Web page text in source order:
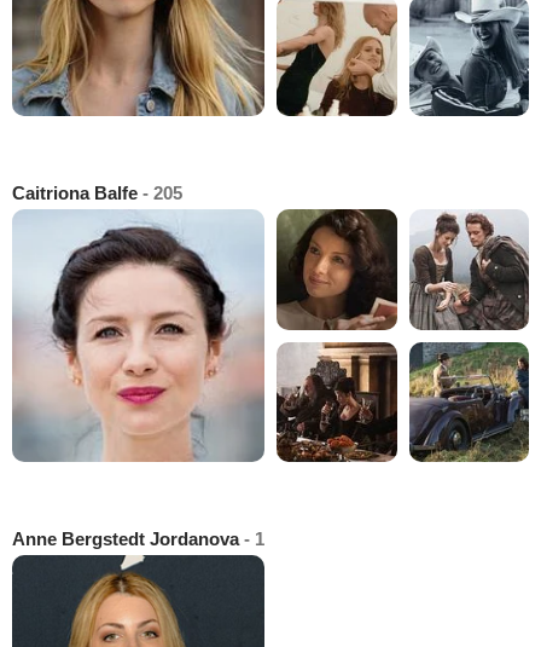
Caitriona Balfe - 205
Anne Bergstedt Jordanova- 1